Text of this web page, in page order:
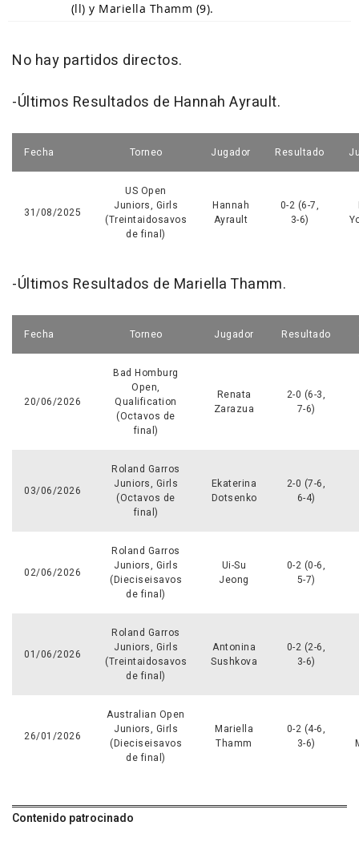
(ll) y Mariella Thamm (9).
No hay partidos directos.
-Últimos Resultados de Hannah Ayrault.
Fecha Torneo Jugador Resultado
31/08/2025
US Open
Juniors, Girls
(Treintaidosavos
de final)
Hannah
Ayrault
0-2 (6-7,
3-6)
-Últimos Resultados de Mariella Thamm.
Fecha Torneo Jugador Resultado
20/06/2026
Bad Homburg
Open,
Qualification
(Octavos de
final)
Renata
Zarazua
2-0 (6-3,
7-6)
03/06/2026
Roland Garros
Juniors, Girls
(Octavos de
final)
Ekaterina
Dotsenko
2-0 (7-6,
6-4)
02/06/2026
Roland Garros
Juniors, Girls
(Dieciseisavos
de final)
Ui-Su
Jeong
0-2 (0-6,
5-7)
01/06/2026
Roland Garros
Juniors, Girls
(Treintaidosavos
de final)
Antonina
Sushkova
0-2 (2-6,
3-6)
26/01/2026
Australian Open
Juniors, Girls
(Dieciseisavos
de final)
Mariella
Thamm
0-2 (4-6,
3-6)
Contenido patrocinado